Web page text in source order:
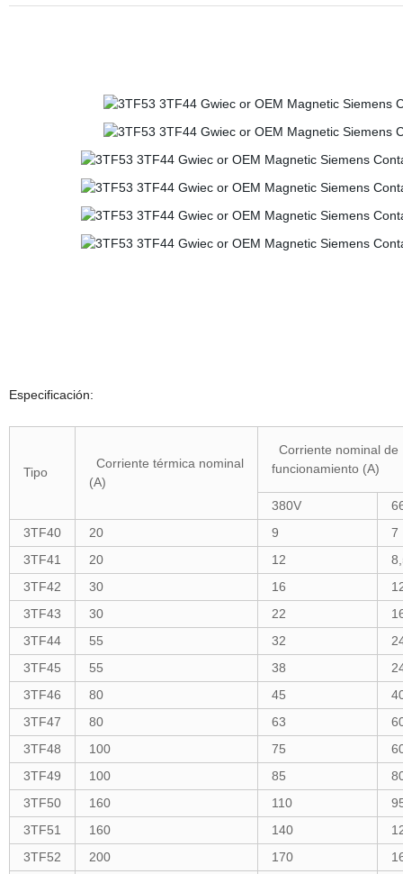
Especificación:
Tipo
Corriente térmica nominal
(A)
Corriente nominal de
funcionamiento (A)
380V
3TF40
20 9
7
3TF41
20 12
3TF42
30 16
3TF43
30 22
3TF44
55 32
3TF45
55 38
3TF46
80 45
3TF47
80 63
3TF48
100 75
3TF49
100 85
3TF50
160 110
3TF51
160 140
3TF52
200 170